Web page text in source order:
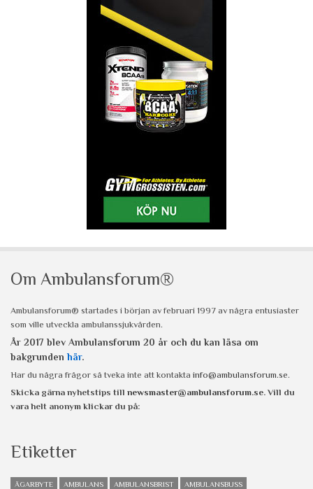
Om Ambulansforum®
Ambulansforum® startades i början av februari 1997 av några entusiaster
som ville utveckla ambulanssjukvården.
År 2017 blev Ambulansforum 20 år och du kan läsa om
bakgrunden här.
Har du några frågor så tveka inte att kontakta info@ambulansforum.se.
Skicka gärna nyhetstips till newsmaster@ambulansforum.se. Vill du
vara helt anonym klickar du på:
Etiketter
ÄGARBYTE AMBULANS AMBULANSBRIST
AMBULANSBUSS